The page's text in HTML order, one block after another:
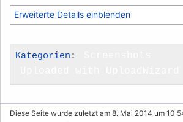
Erweiterte Details einblenden
Kategorien :
Diese Seite wurde zuletzt am 8. Mai 2014 um